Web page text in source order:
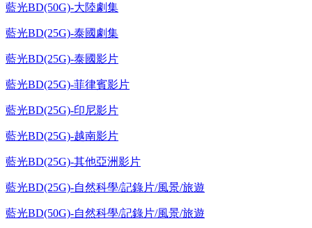
藍光BD(50G)-大陸劇集
藍光BD(25G)-泰國劇集
藍光BD(25G)-泰國影片
藍光BD(25G)-菲律賓影片
藍光BD(25G)-印尼影片
藍光BD(25G)-越南影片
藍光BD(25G)-其他亞洲影片
藍光BD(25G)-自然科學/記錄片/風景/旅遊
藍光BD(50G)-自然科學/記錄片/風景/旅遊